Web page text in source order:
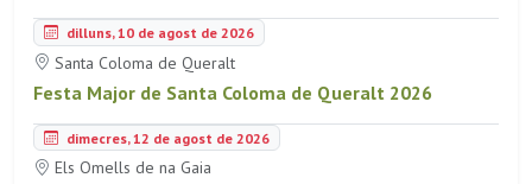
dilluns, 10 de agost de 2026
Santa Coloma de Queralt
Festa Major de Santa Coloma de Queralt 2026
dimecres, 12 de agost de 2026
Els Omells de na Gaia